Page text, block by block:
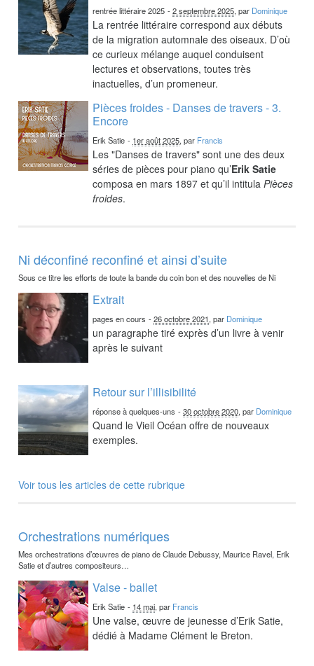
rentrée littéraire 2025 -2 septembre 2025, par Dominique
La rentrée littéraire correspond aux débuts
de la migration automnale des oiseaux. D’où
ce curieux mélange auquel conduisent
lectures et observations, toutes très
inactuelles, d’un promeneur.
Pièces froides - Danses de travers - 3.
Encore
Erik Satie - 1er août 2025, par Francis
Les "Danses de travers" sont une des deux
séries de pièces pour piano qu’Erik Satie
composa en mars 1897 et qu’il intitulaPièces
froides.
Ni déconfiné reconfiné et ainsi d’suite
Sous ce titre les efforts de toute la bande du coin bon et des nouvelles de Ni
Extrait
pages en cours -26 octobre 2021, par Dominique
un paragraphe tiré exprès d’un livre à venir
après le suivant
Retour sur l’illisibilité
réponse à quelques-uns -30 octobre 2020, par Dominique
Quand le Vieil Océan offre de nouveaux
exemples.
Voir tous les articles de cette rubrique
Orchestrations numériques
Mes orchestrations d’œuvres de piano de Claude Debussy, Maurice Ravel, Erik
Satie et d’autres compositeurs…
Valse - ballet
Erik Satie - 14 mai, par Francis
Une valse, œuvre de jeunesse d’Erik Satie,
dédié à Madame Clément le Breton.